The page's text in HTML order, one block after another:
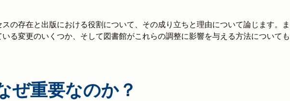
の存在と出版における役割について、その成り立ちと理由について論じます。ま
る変更のいくつか、そして図書館がこれらの調整に影響を与える方法について
ぜ重要なのか？